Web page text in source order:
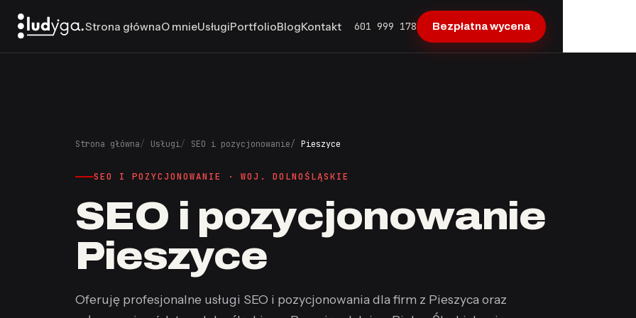
Strona głównaO mnieUsługiPortfolioBlogKontakt 601 999 178 Bezpłatna wycena
Strona główna Usługi SEO i pozycjonowanie Pieszyce
SEO I POZYCJONOWANIE · WOJ. DOLNOŚLĄSKIE
SEO i pozycjonowanie
Pieszyce
Oferuję profesjonalne usługi SEO i pozycjonowania dla firm z Pieszyca oraz